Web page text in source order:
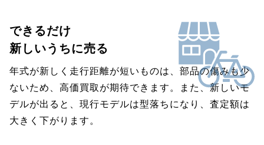
できるだけ
新しいうちに売る
年式が新しく走行距離が短いものは、部品の傷みも少
ないため、高価買取が期待できます。また、新しいモ
デルが出ると、現行モデルは型落ちになり、査定額は
大きく下がります。